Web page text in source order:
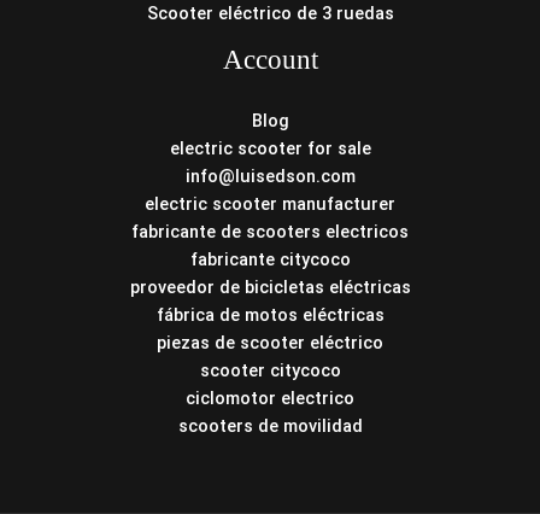
Scooter eléctrico de 3 ruedas
Account
Blog
electric scooter for sale
info@luisedson.com
electric scooter manufacturer
fabricante de scooters electricos
fabricante citycoco
proveedor de bicicletas eléctricas
fábrica de motos eléctricas
piezas de scooter eléctrico
scooter citycoco
ciclomotor electrico
scooters de movilidad